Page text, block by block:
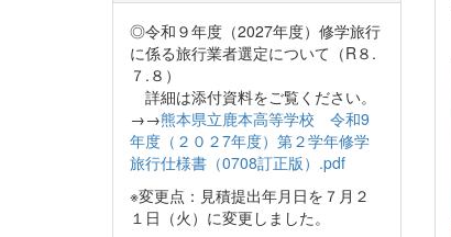
◎令和９年度（2027年度）修学旅行
に係る旅行業者選定について（R８.
７.８）
詳細は添付資料をご覧ください。
→→熊本県立鹿本高等学校 令和9
年度（２０２7年度）第２学年修学
旅行仕様書（0708訂正版）.pdf
※変更点：見積提出年月日を７月２
１日（火）に変更しました。